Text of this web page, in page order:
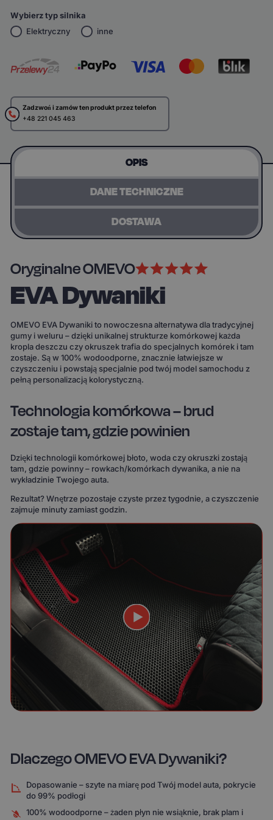
Wybierz typ silnika
Elektryczny
inne
Zadzwoń i zamów ten produkt przez telefon
+48 221 045 463
OPIS
DANE TECHNICZNE
DOSTAWA
Oryginalne OMEVO
EVA Dywaniki
OMEVO EVA Dywaniki to nowoczesna alternatywa dla tradycyjnej
gumy i weluru – dzięki unikalnej strukturze komórkowej każda
kropla deszczu czy okruszek trafia do specjalnych komórek i tam
zostaje. Są w 100% wodoodporne, znacznie łatwiejsze w
czyszczeniu i powstają specjalnie pod twój model samochodu z
pełną personalizacją kolorystyczną.
Technologia komórkowa – brud
zostaje tam, gdzie powinien
Dzięki technologii komórkowej błoto, woda czy okruszki zostają
tam, gdzie powinny – rowkach/komórkach dywanika, a nie na
wykładzinie Twojego auta.
Rezultat? Wnętrze pozostaje czyste przez tygodnie, a czyszczenie
zajmuje minuty zamiast godzin.
Dlaczego OMEVO EVA Dywaniki?
Dopasowanie – szyte na miarę pod Twój model auta, pokrycie
do 99% podłogi
100% wodoodporne – żaden płyn nie wsiąknie, brak plam i